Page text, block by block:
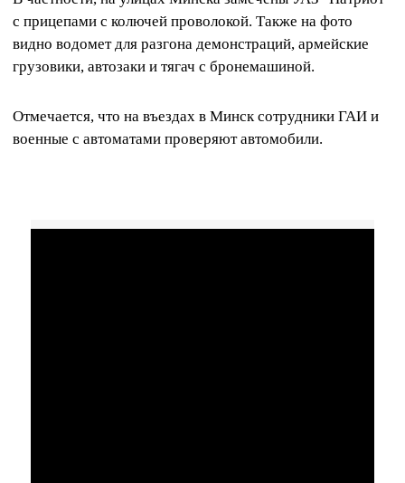
с прицепами с колючей проволокой. Также на фото
видно водомет для разгона демонстраций, армейские
грузовики, автозаки и тягач с бронемашиной.
Отмечается, что на въездах в Минск сотрудники ГАИ и
военные с автоматами проверяют автомобили.